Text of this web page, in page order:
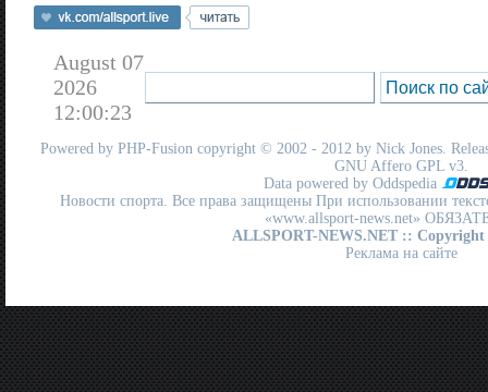
August 07
2026
12:00:23
Powered by PHP-Fusion copyright © 2002 - 2012 by Nick Jones.
GNU Affero GPL v3.
Data powered by Oddspedia
Новости спорта. Все права защищены При использовании
«www.allsport-news.net»
ALLSPORT-NEWS.NET :: Copyright
Реклама на сайте